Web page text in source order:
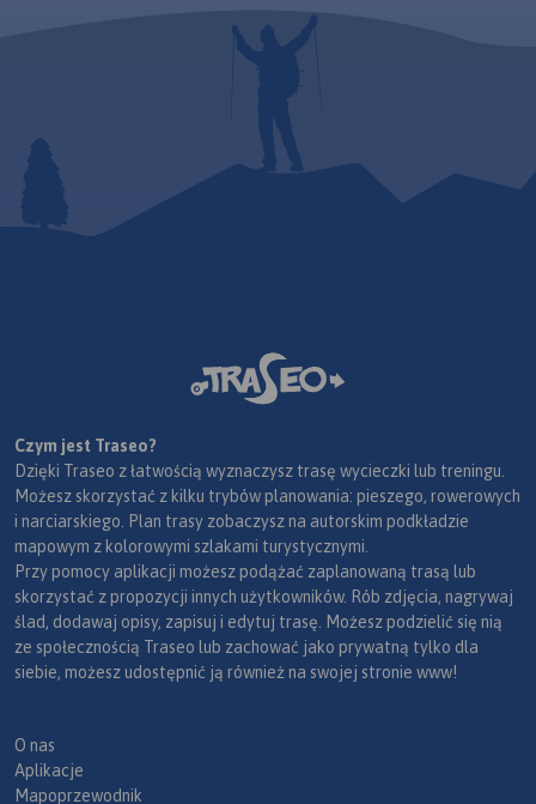
Czym jest Traseo?
Dzięki Traseo z łatwością wyznaczysz trasę wycieczki lub treningu.
Możesz skorzystać z kilku trybów planowania: pieszego, rowerowych
i narciarskiego. Plan trasy zobaczysz na autorskim podkładzie
mapowym z kolorowymi szlakami turystycznymi.
Przy pomocy aplikacji możesz podążać zaplanowaną trasą lub
skorzystać z propozycji innych użytkowników. Rób zdjęcia, nagrywaj
ślad, dodawaj opisy, zapisuj i edytuj trasę. Możesz podzielić się nią
ze społecznością Traseo lub zachować jako prywatną tylko dla
siebie, możesz udostępnić ją również na swojej stronie www!
O nas
Aplikacje
Mapoprzewodnik